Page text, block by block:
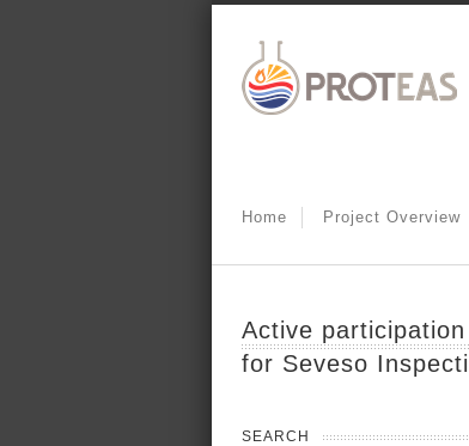
Home Project Overview
Active
for Seveso
SEARCH